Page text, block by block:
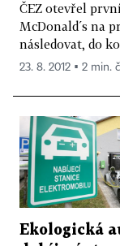
ČEZ otevřel
McDonald´s na
následovat, do
23. 8. 2012 ▪ 2 min.
Ekologická